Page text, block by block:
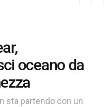
oceano da
sta partendo con un